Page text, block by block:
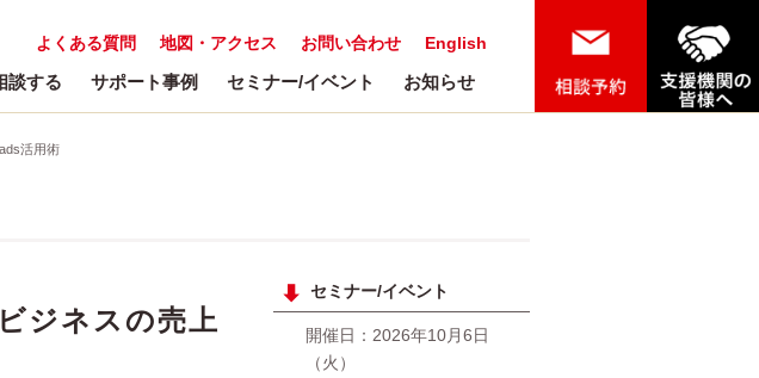
English
お問い合わせ
地図・アクセス
よくある質問
談する サポート事例 セミナー/イベント お知らせ
活用術
ジネスの売上
セミナー/イベント
開催日：2026年10月6日
（火）